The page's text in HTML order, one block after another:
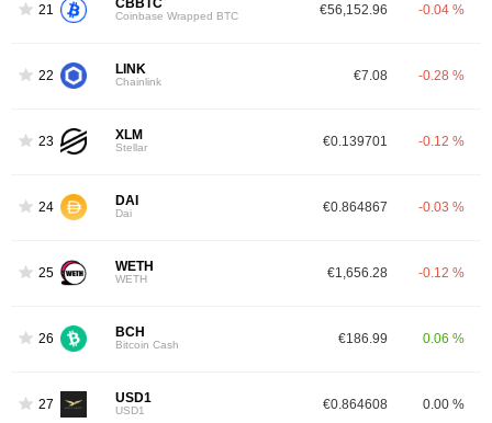
21 CBBTC
Coinbase Wrapped BTC €56,152.96 -0.04 %
22 LINK
Chainlink €7.08 -0.28 %
23 XLM
Stellar €0.139701 -0.12 %
24 DAI
Dai €0.864867 -0.03 %
25 WETH
WETH €1,656.28 -0.12 %
26 BCH
Bitcoin Cash €186.99 0.06 %
27 USD1
USD1 €0.864608 0.00 %